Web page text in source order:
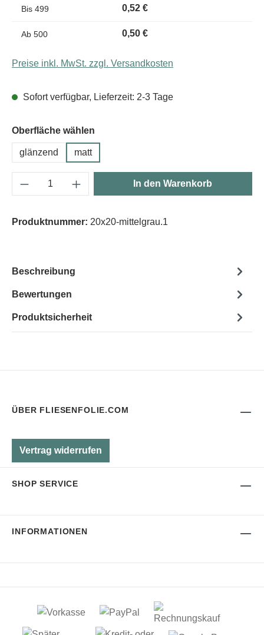
Bis 499 0,52 €
Ab 500 0,50 €
Preise inkl. MwSt. zzgl. Versandkosten
Sofort verfügbar, Lieferzeit: 2-3 Tage
Oberfläche wählen
glänzend matt
Produkt Anzahl: Gib den gewünschten
In den Warenkorb
Produktnummer: 20x20-mittelgrau.1
Beschreibung
Bewertungen
Produktsicherheit
ÜBER FLIESENFOLIE.COM
Vertrag widerrufen
SHOP SERVICE
INFORMATIONEN